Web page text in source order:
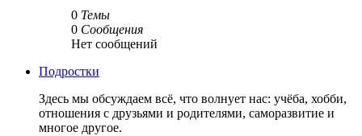
0 Темы
0 Сообщения
Нет сообщений
Подростки
Здесь мы обсуждаем всё, что волнует нас: учёба, хобби,
отношения с друзьями и родителями, саморазвитие и
многое другое.